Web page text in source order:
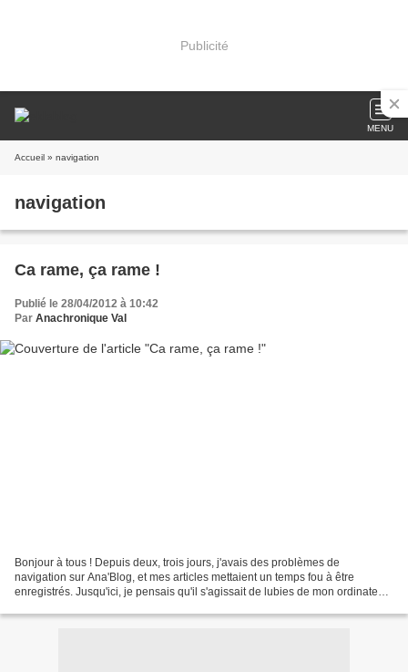
Publicité
MENU
Accueil » navigation
navigation
Ca rame, ça rame !
Publié le 28/04/2012 à 10:42
Par Anachronique Val
Bonjour à tous ! Depuis deux, trois jours, j'avais des problèmes de
navigation sur Ana'Blog, et mes articles mettaient un temps fou à être
enregistrés. Jusqu'ici, je pensais qu'il s'agissait de lubies de mon ordinateur,